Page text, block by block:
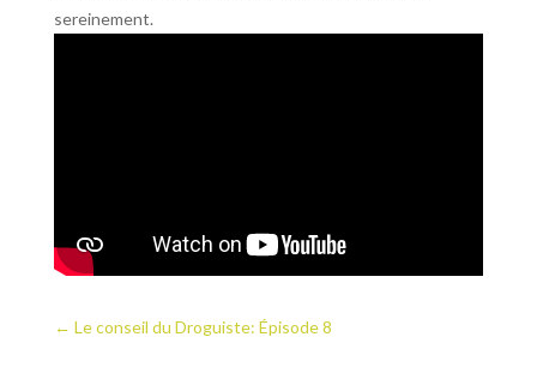
sereinement.
← Le conseil du Droguiste: Épisode 8